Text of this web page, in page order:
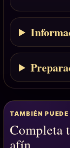
TAMBIÉN
Completa